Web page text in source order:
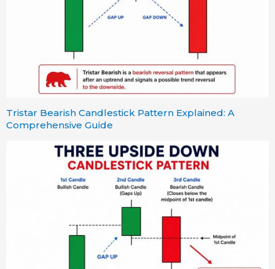
Tristar Bearish Candlestick Pattern Explained: A
Comprehensive Guide